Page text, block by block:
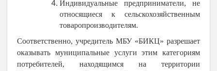
Индивидуальные предприниматели, не
относящиеся к сельскохозяйственным
товаропроизводителям.
Соответственно, учредитель МБУ «БИКЦ» разрешает
оказывать муниципальные услуги этим категориям
потребителей, находящимся на территории